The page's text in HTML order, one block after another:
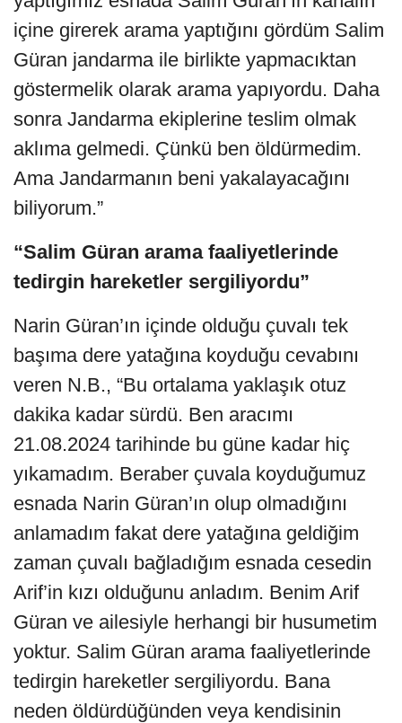
içine girerek arama yaptığını gördüm Salim
Güran jandarma ile birlikte yapmacıktan
göstermelik olarak arama yapıyordu. Daha
sonra Jandarma ekiplerine teslim olmak
aklıma gelmedi. Çünkü ben öldürmedim.
Ama Jandarmanın beni yakalayacağını
biliyorum.”
“Salim Güran arama faaliyetlerinde
tedirgin hareketler sergiliyordu”
Narin Güran’ın içinde olduğu çuvalı tek
başıma dere yatağına koyduğu cevabını
veren N.B., “Bu ortalama yaklaşık otuz
dakika kadar sürdü. Ben aracımı
21.08.2024 tarihinde bu güne kadar hiç
yıkamadım. Beraber çuvala koyduğumuz
esnada Narin Güran’ın olup olmadığını
anlamadım fakat dere yatağına geldiğim
zaman çuvalı bağladığım esnada cesedin
Arif’in kızı olduğunu anladım. Benim Arif
Güran ve ailesiyle herhangi bir husumetim
yoktur. Salim Güran arama faaliyetlerinde
tedirgin hareketler sergiliyordu. Bana
neden öldürdüğünden veya kendisinin